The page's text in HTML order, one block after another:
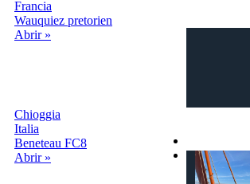
Francia
Wauquiez pretorien
Abrir »
Chioggia
Italia
Beneteau FC8
Abrir »